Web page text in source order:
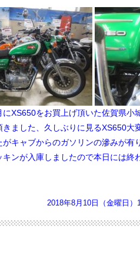
XS650をお買上げ頂いた佐賀県小
ました、 久しぶりに見るXS650大
がキャブからのガソリンの滲みが有
キンが入庫しましたので本日には終
2018年8月10日（金曜日）